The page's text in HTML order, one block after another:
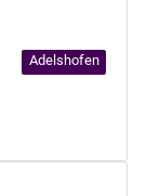
Adelshofen